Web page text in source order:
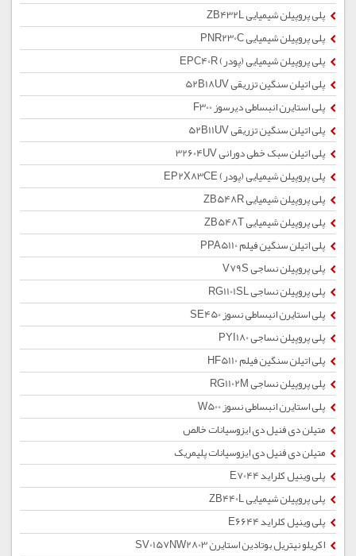
پلی پروپیلن شیمیایی ZB432L
پلی پروپیلن شیمیایی PNR230C
پلی پروپیلن شیمیایی (پودر) EPC40R
پلی اتیلن سنگین تزریقی 52B18UV
پلی استایرن انبساطی دیرسوز F300
پلی اتیلن سنگین تزریقی 52B11UV
پلی اتیلن سبک خطی دورانی 32604UV
پلی پروپیلن شیمیایی (پودر) EP2X83CE
پلی پروپیلن شیمیایی ZB548R
پلی پروپیلن شیمیایی ZB548T
پلی اتیلن سنگین فیلم PPA5110
پلی پروپیلن نساجی V79S
پلی پروپیلن نساجی RG1101SL
پلی استایرن انبساطی نسوز SE450
پلی پروپیلن نساجی PYI180
پلی اتیلن سنگین فیلم HF5110
پلی پروپیلن نساجی RG1102M
پلی استایرن انبساطی نسوز W500
متیلن دی فنیل دی ایزوسیانات خالص
متیلن دی فنیل دی ایزوسیانات پلیمریک
پلی وینیل کلراید E7044
پلی پروپیلن شیمیایی ZB440L
پلی وینیل کلراید E6644
اکریلو نیتریل بوتادین استایرن SV0157NW2803